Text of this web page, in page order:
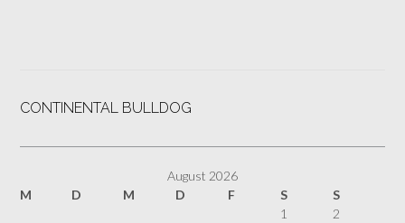
CONTINENTAL BULLDOG
August 2026
M
D M D F S
S
1
2